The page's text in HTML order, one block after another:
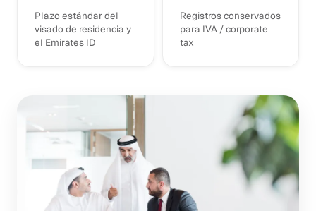
Plazo estándar del
visado de residencia y
el Emirates ID
Registros conservados
para IVA / corporate
tax